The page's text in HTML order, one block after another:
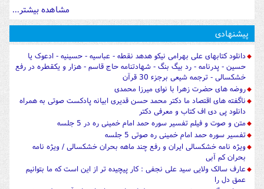
مشاهده بیشتر...
پیشنهادی
دانلود کتابهای علی بهرامی نیکو هدهد نقطه - عباسیه - حسینیه - ادعوک یا
حسین - پدرنامه - رد بیگ بنگ - شهادتنامه حاج قاسم - هزار و یکقطره در رفع
خشکسالی - ترجمه شیعی برجزء 30 قرآن
روضه های حضرت زهرا با نوای میرزا محمدی
ناگفته های اقتصاد ما دکتر محمد حسن قدیری ابیانه پادکست صوتی به همراه
دانلود پی دی اف کتاب و معرفی دکتر
متن و صوت و فیلم تفسیر سوره حمد امام خمینی ره در 5 جلسه
تفسیر سوره حمد امام خمینی ره صوتی 5 جلسه
ویژه نامه خشکسالی ایران و رفع چند ماهه بحران خشکسالی / ویژه نامه
بحران کم آبی
عارف سالک ولایی سید علی نجفی : کار پیچیده تر از این است که ما بتوانیم
عمق دل را